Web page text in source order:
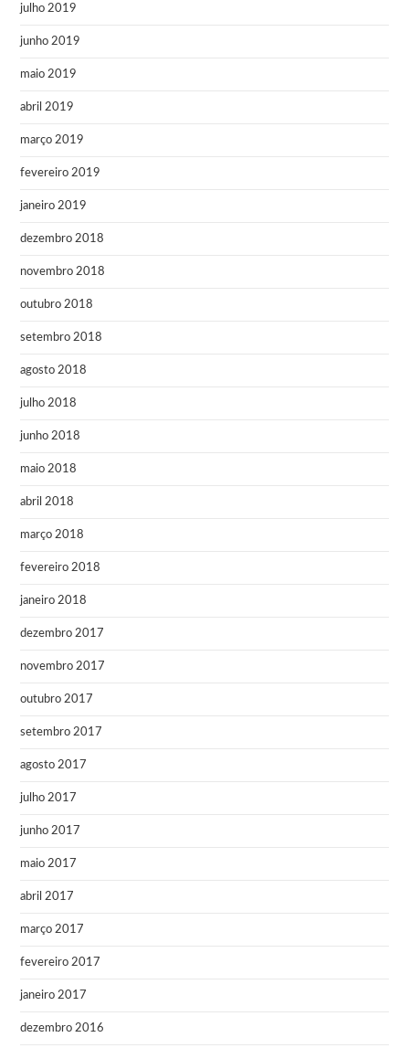
julho 2019
junho 2019
maio 2019
abril 2019
março 2019
fevereiro 2019
janeiro 2019
dezembro 2018
novembro 2018
outubro 2018
setembro 2018
agosto 2018
julho 2018
junho 2018
maio 2018
abril 2018
março 2018
fevereiro 2018
janeiro 2018
dezembro 2017
novembro 2017
outubro 2017
setembro 2017
agosto 2017
julho 2017
junho 2017
maio 2017
abril 2017
março 2017
fevereiro 2017
janeiro 2017
dezembro 2016